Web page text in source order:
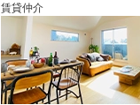
賃貸仲介